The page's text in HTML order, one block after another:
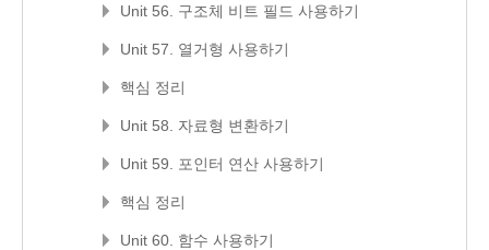
Unit 56. 구조체 비트 필드 사용하기
Unit 57. 열거형 사용하기
핵심 정리
Unit 58. 자료형 변환하기
Unit 59. 포인터 연산 사용하기
핵심 정리
Unit 60. 함수 사용하기